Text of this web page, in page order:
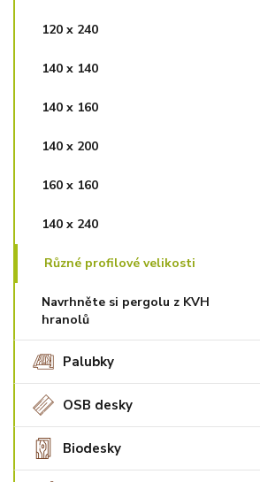
120 x 240
140 x 140
140 x 160
140 x 200
160 x 160
140 x 240
Různé profilové velikosti
Navrhněte si pergolu z KVH
hranolů
Palubky
OSB desky
Biodesky